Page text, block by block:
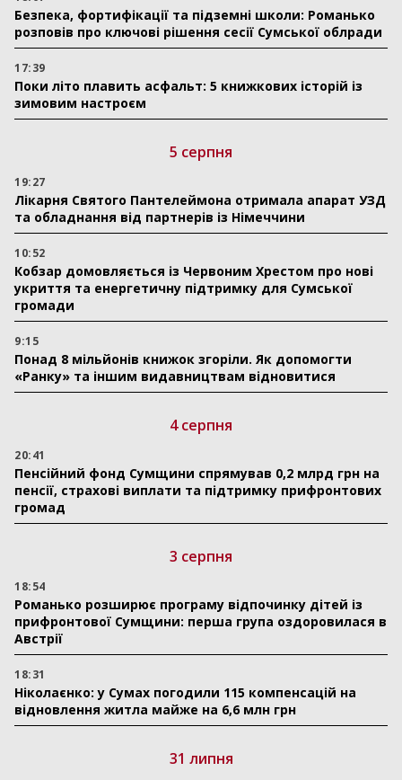
Безпека, фортифікації та підземні школи: Романько
розповів про ключові рішення сесії Сумської облради
17:39
Поки літо плавить асфальт: 5 книжкових історій із
зимовим настроєм
5 серпня
19:27
Лікарня Святого Пантелеймона отримала апарат УЗД
та обладнання від партнерів із Німеччини
10:52
Кобзар домовляється із Червоним Хрестом про нові
укриття та енергетичну підтримку для Сумської
громади
9:15
Понад 8 мільйонів книжок згоріли. Як допомогти
«Ранку» та іншим видавництвам відновитися
4 серпня
20:41
Пенсійний фонд Сумщини спрямував 0,2 млрд грн на
пенсії, страхові виплати та підтримку прифронтових
громад
3 серпня
18:54
Романько розширює програму відпочинку дітей із
прифронтової Сумщини: перша група оздоровилася в
Австрії
18:31
Ніколаєнко: у Сумах погодили 115 компенсацій на
відновлення житла майже на 6,6 млн грн
31 липня